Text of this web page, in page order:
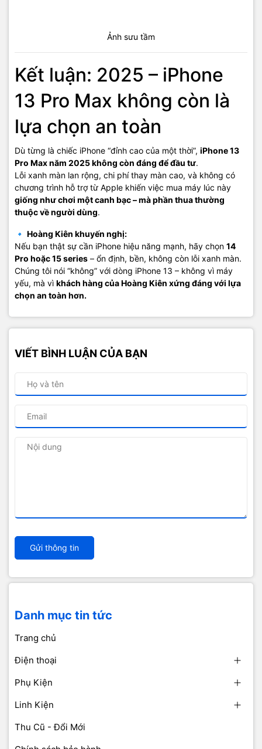
Ảnh sưu tầm
Kết luận: 2025 – iPhone
13 Pro Max không còn là
lựa chọn an toàn
Dù từng là chiếc iPhone “đỉnh cao của một thời”, iPhone 13
Pro Max năm 2025 không còn đáng để đầu tư.
Lỗi xanh màn lan rộng, chi phí thay màn cao, và không có
chương trình hỗ trợ từ Apple khiến việc mua máy lúc này
giống như chơi một canh bạc – mà phần thua thường
thuộc về người dùng.
🔹 Hoàng Kiên khuyến nghị:
Nếu bạn thật sự cần iPhone hiệu năng mạnh, hãy chọn 14
Pro hoặc 15 series – ổn định, bền, không còn lỗi xanh màn.
Chúng tôi nói “không” với dòng iPhone 13 – không vì máy
yếu, mà vì khách hàng của Hoàng Kiên xứng đáng với lựa
chọn an toàn hơn.
VIẾT BÌNH LUẬN CỦA BẠN
Gửi thông tin
Danh mục tin tức
Trang chủ
Điện thoại
Phụ Kiện
Linh Kiện
Thu Cũ - Đổi Mới